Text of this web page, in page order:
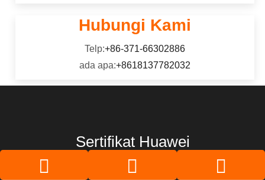
Hubungi Kami
Telp:+86-371-66302886
ada apa:+8618137782032
Sertifikat Huawei
Aluminium Sheet/Coil Tepercaya, Alumunium foil, Strip